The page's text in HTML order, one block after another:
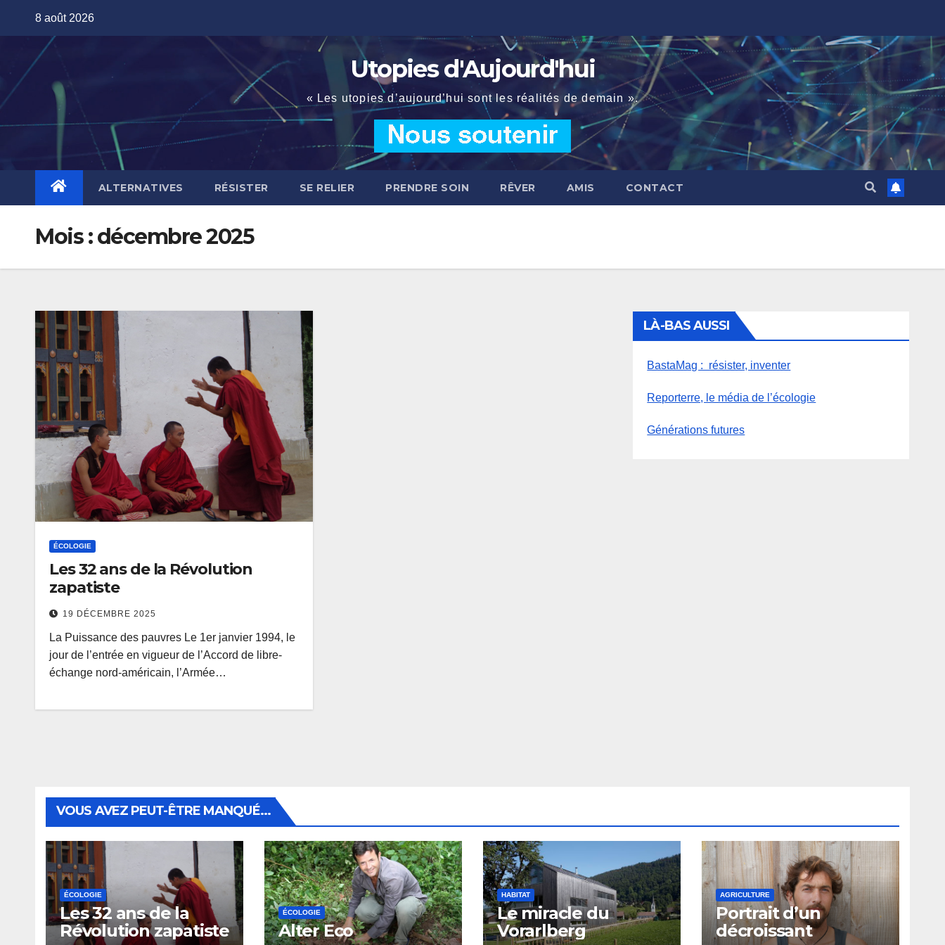
8 août 2026
Utopies d'Aujourd'hui
« Les utopies d’aujourd’hui sont les réalités de demain ».
ALTERNATIVES RÉSISTER SE RELIER PRENDRE SOIN RÊVER AMIS CONTACT
Mois :décembre 2025
ÉCOLOGIE
Les 32 ans de la Révolution
zapatiste
19 DÉCEMBRE 2025
La Puissance des pauvres Le 1er janvier 1994, le
jour de l’entrée en vigueur de l’Accord de libre-
échange nord-américain, l’Armée…
LÀ-BAS AUSSI
BastaMag : résister, inventer
Reporterre, le média de l’écologie
Générations futures
VOUS AVEZ PEUT-ÊTRE MANQUÉ...
ÉCOLOGIE
Les 32 ans de la
Révolution zapatiste
ÉCOLOGIE
Alter Eco
HABITAT
Le miracle du
Vorarlberg
AGRICULTURE
Portrait d’un
décroissant